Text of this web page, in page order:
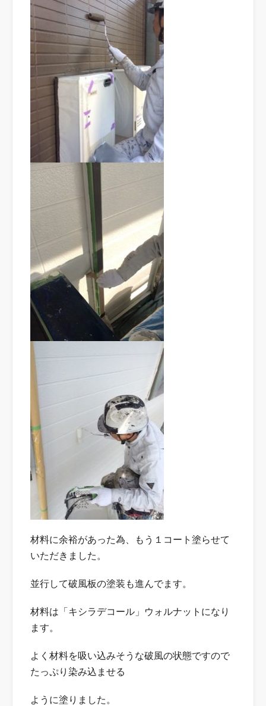
材料に余裕があった為、もう１コート塗らせて
いただきました。
並行して破風板の塗装も進んでます。
材料は「キシラデコール」ウォルナットになり
ます。
よく材料を吸い込みそうな破風の状態ですので
たっぷり染み込ませる
ように塗りました。